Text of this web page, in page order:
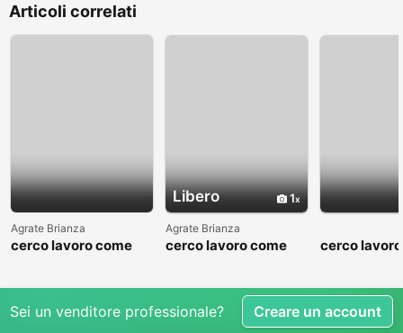
Articoli correlati
Agrate Brianza
cerco lavoro come
Libero 1
Agrate Brianza
cerco lavoro come
cerco
Sei un venditore professionale? Creare un account